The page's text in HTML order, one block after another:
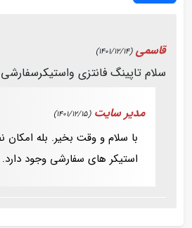
قاسمی (1401/12/14)
سلام تاپینگ فانتزی
مدیر سایت (1401/12/15)
با سلام و وقت بخیر. بله
استیکر های سفارشی وجود دارد.